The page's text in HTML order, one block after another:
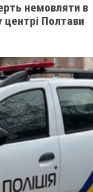
немовляти в
Полтави